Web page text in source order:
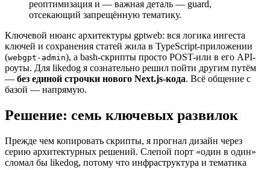
реоптимизация и — важная деталь — guard,
отсекающий запрещённую тематику.
Ключевой нюанс архитектуры gptweb: вся логика ингеста
ключей и сохранения статей жила в TypeScript-приложении
(webgpt-admin), а bash-скрипты просто POST-или в его API-
роуты. Для likedog я сознательно решил пойти другим путём
— без единой строчки нового Next.js-кода. Всё общение с
базой — напрямую.
Решение: семь ключевых развилок
Прежде чем копировать скрипты, я прогнал дизайн через
серию архитектурных решений. Слепой порт «один в один»
сломал бы likedog, потому что инфраструктура и тематика